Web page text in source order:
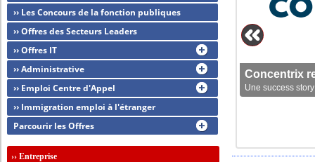
Concentrix
Une success
›› Les Concours de la fonction publiques
›› Offres des Secteurs Leaders
›› Offres IT
›› Administrative
›› Emploi Centre d'Appel
›› Immigration emploi à l'étranger
Parcourir les Offres
››Entreprise